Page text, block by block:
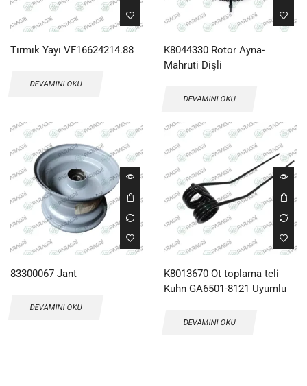
Tırmık Yayı VF16624214.88
DEVAMINI OKU
K8044330 Rotor Ayna-
Mahruti Dişli
DEVAMINI OKU
83300067 Jant
DEVAMINI OKU
K8013670 Ot toplama teli
Kuhn GA6501-8121 Uyumlu
DEVAMINI OKU